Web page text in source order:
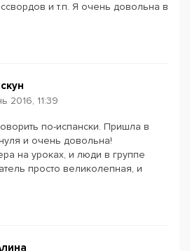
и т.п. Я очень довольна в
2016, 11:39
по-испански. Пришла в
и очень довольна!
на уроках, и люди в группе
просто великолепная, и